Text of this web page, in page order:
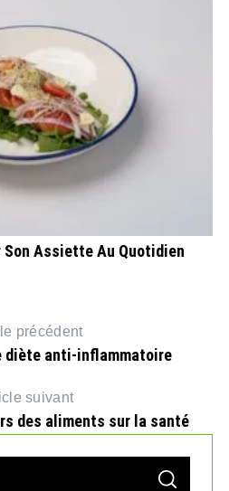
Son Assiette Au Quotidien
précédent
diète anti-inflammatoire
suivant
des aliments sur la santé
S